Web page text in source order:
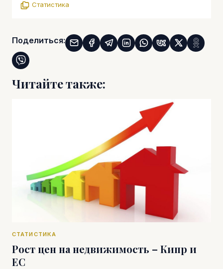
Статистика
Поделиться:
Читайте также:
СТАТИСТИКА
Рост цен на недвижимость – Кипр и
ЕС